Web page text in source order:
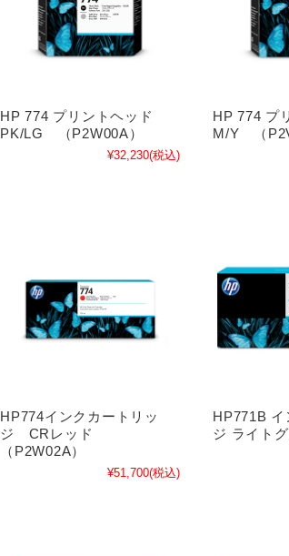
HP 774 プリントヘッド
PK/LG （P2W00A）
¥32,230(税込)
HP 774 プ
M/Y （
HP774インクカートリッ
ジ CRレッド
（P2W02A）
¥51,700(税込)
HP771B イ
ジ ライト